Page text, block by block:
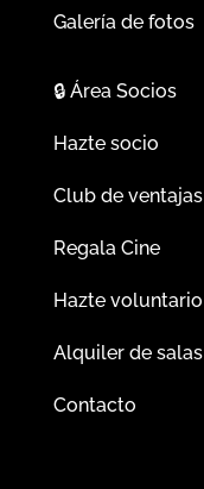
Galería de fotos
🔒Área Socios
Hazte socio
Club de ventajas
Regala Cine
Hazte voluntario
Alquiler de salas
Contacto